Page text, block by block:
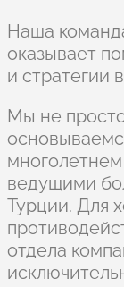
Наша
оказывает
и стратегии
Мы не
ведущими
Турции. Для
отдела